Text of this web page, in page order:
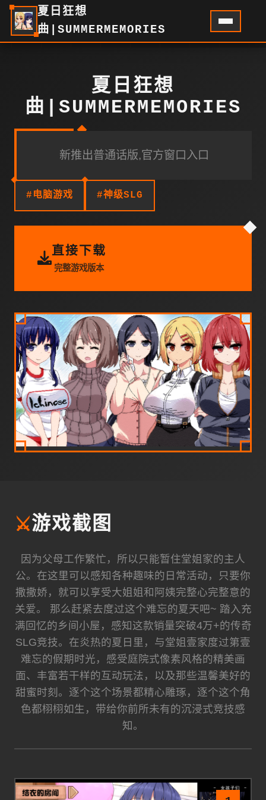
夏日狂想
曲|SUMMERMEMORIES
夏日狂想
曲|SUMMERMEMORIES
新推出普通话版,官方窗口入口
#电脑游戏 #神级SLG
直接下载
完整游戏版本
⚔️游戏截图
因为父母工作繁忙，所以只能暂住堂姐家的主人
公。在这里可以感知各种趣味的日常活动，只要你
撒撒娇，就可以享受大姐姐和阿姨完整心完整意的
关爱。 那么赶紧去度过这个难忘的夏天吧~ 踏入充
满回忆的乡间小屋，感知这款销量突破4万+的传奇
SLG竞技。在炎热的夏日里，与堂姐壹家度过第壹
难忘的假期时光，感受庭院式像素风格的精美画
面、丰富若干样的互动玩法，以及那些温馨美好的
甜蜜时刻。逐个这个场景都精心雕琢，逐个这个角
色都栩栩如生，带给你前所未有的沉浸式竞技感
知。